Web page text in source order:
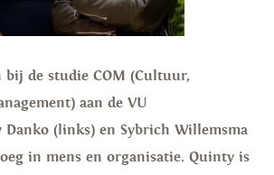
bij de studie COM (Cultuur,
aan de VU
(links) en Sybrich Willemsma
in mens en organisatie. Quinty is